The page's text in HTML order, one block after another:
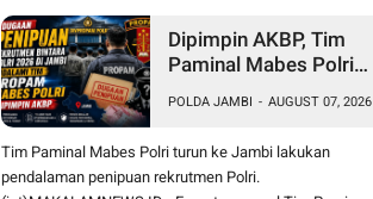
Dipimpin AKBP, Tim
Paminal Mabes Polri
Rekrutmen Bintara di
Polda Jambi
POLDA JAMBI - AUGUST 07, 2026
Tim Paminal Mabes Polri turun ke Jambi lakukan
pendalaman penipuan rekrutmen Polri.